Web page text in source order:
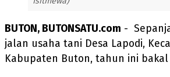
BUTON, BUTONSATU.com -
jalan usaha tani Desa Lapodi,
Kabupaten Buton, tahun ini bakal